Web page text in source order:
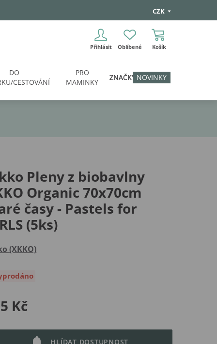
CZK
Přihlásit Oblíbené Košík
DO
CESTOVÁNÍ
PRO
MAMINKY
ZNAČKY NOVINKY
Pleny z biobavlny
Organic 70x70cm
časy - Pastels for
(5ks)
(XKKO)
Kč
HLÍDAT DOSTUPNOST